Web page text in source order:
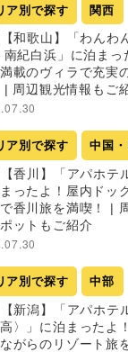
ア別で探す 関西
【和歌山】「わんわ
南紀白浜」に泊まっ
満載のヴィラで充実
| 周辺観光情報もご
ア別で探す 中国
【香川】「アパホテ
ったよ！屋内ドッ
香川旅を満喫！ |
ットもご紹介
ア別で探す 中部
【新潟】「アパホテ
〉」に泊まったよ
がらのリゾート旅